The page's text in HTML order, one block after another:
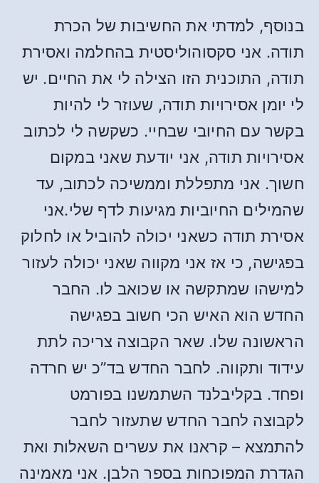
בנוסף, למדתי את החשיבות של הכרת
תודה. אני סקסוהוליסטית בהחלמה ואסירת
תודה, התוכנית הזו הצילה לי את החיים. יש
לי יומן אסירויות תודה, שעוזר לי להיות
בקשר עם החיובי שבחיי. כשקשה לי לכתוב
אסירויות תודה, אני יודעת שאני במקום
חשוך. אני מתפללת וממשיכה לכתוב, עד
שהמילים החיוביות מגיעות לדף שלי.אני
אסירת תודה כשאני יכולה להוביל או לחלוק
בפגישה, כי אז אני מקווה שאני יכולה לעזור
למישהו שמתקשה או שכואב לו. החבר
החדש הוא האיש הכי חשוב בפגישה
הראשונה שלו. שאר הקבוצה צריכה לתת
עידוד ותקווה. לחבר החדש בד”כ יש חרדה
ופחד. בקליבלנד השתמשנו בפורמט
לקבוצה לחבר החדש שתעזור לחבר
להתמצא – קראנו את עשרים השאלות ואת
הגדרת המפוכחות בספר הלבן. אני מאמינה